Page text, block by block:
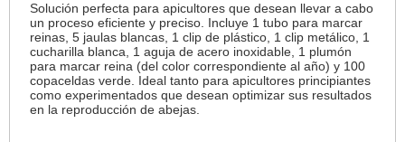
Solución perfecta para apicultores que desean llevar a cabo
un proceso eficiente y preciso. Incluye 1 tubo para marcar
reinas, 5 jaulas blancas, 1 clip de plástico, 1 clip metálico, 1
cucharilla blanca, 1 aguja de acero inoxidable, 1 plumón
para marcar reina (del color correspondiente al año) y 100
copaceldas verde. Ideal tanto para apicultores principiantes
como experimentados que desean optimizar sus resultados
en la reproducción de abejas.